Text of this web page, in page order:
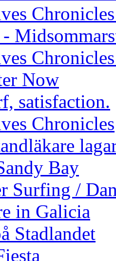
-
Now
satisfaction.
Chronicles
Bay
Surfing /
in Galicia
Stadlandet